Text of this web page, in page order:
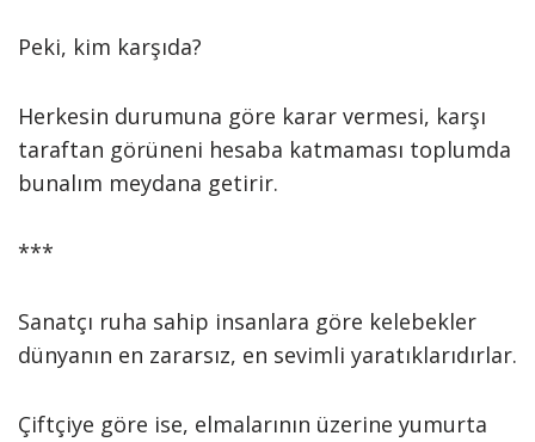
Peki, kim karşıda?
Herkesin durumuna göre karar vermesi, karşı
taraftan görüneni hesaba katmaması toplumda
bunalım meydana getirir.
***
Sanatçı ruha sahip insanlara göre kelebekler
dünyanın en zararsız, en sevimli yaratıklarıdırlar.
Çiftçiye göre ise, elmalarının üzerine yumurta